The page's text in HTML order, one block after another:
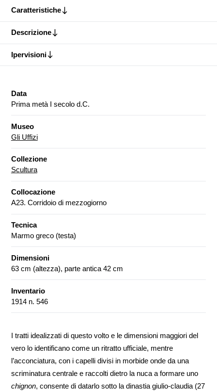
Caratteristiche
Descrizione
Ipervisioni
Data
Prima metà I secolo d.C.
Museo
Gli Uffizi
Collezione
Scultura
Collocazione
A23. Corridoio di mezzogiorno
Tecnica
Marmo greco (testa)
Dimensioni
63 cm (altezza), parte antica 42 cm
Inventario
1914 n. 546
I tratti idealizzati di questo volto e le dimensioni maggiori del
vero lo identificano come un ritratto ufficiale, mentre
l’acconciatura, con i capelli divisi in morbide onde da una
scriminatura centrale e raccolti dietro la nuca a formare uno
chignon, consente di datarlo sotto la dinastia giulio-claudia (27